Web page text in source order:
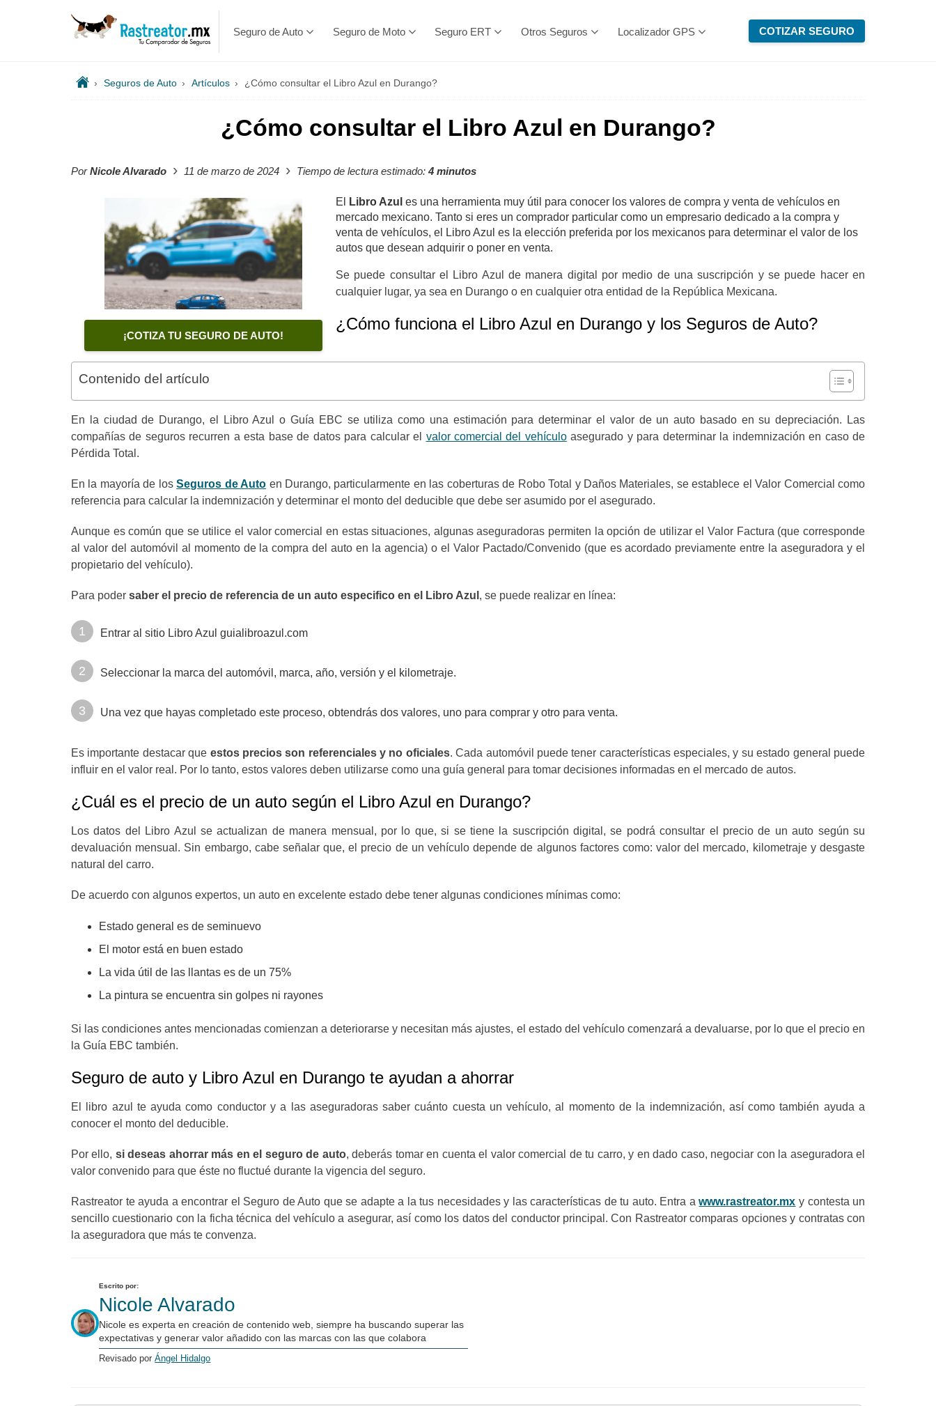
Seguro de Auto Seguro de Moto Seguro ERT Otros Seguros Localizador GPS COTIZAR SEGURO
› Seguros de Auto › Artículos › ¿Cómo consultar el Libro Azul en Durango?
¿Cómo consultar el Libro Azul en Durango?
PorNicole Alvarado › 11 de marzo de 2024 › Tiempo de lectura estimado: 4 minutos
¡COTIZA TU SEGURO DE AUTO!
El Libro Azul es una herramienta muy útil para conocer los valores de compra y venta de vehículos en
mercado mexicano. Tanto si eres un comprador particular como un empresario dedicado a la compra y
venta de vehículos, el Libro Azul es la elección preferida por los mexicanos para determinar el valor de los
autos que desean adquirir o poner en venta.
Se puede consultar el Libro Azul de manera digital por medio de una suscripción y se puede hacer en
cualquier lugar, ya sea en Durango o en cualquier otra entidad de la República Mexicana.
¿Cómo funciona el Libro Azul en Durango y los Seguros de Auto?
Contenido del artículo
En la ciudad de Durango, el Libro Azul o Guía EBC se utiliza como una estimación para determinar el valor de un auto basado en su depreciación. Las
compañías de seguros recurren a esta base de datos para calcular el valor comercial del vehículo asegurado y para determinar la indemnización en caso de
Pérdida Total.
En la mayoría de losSeguros de Auto en Durango, particularmente en las coberturas de Robo Total y Daños Materiales, se establece el Valor Comercial como
referencia para calcular la indemnización y determinar el monto del deducible que debe ser asumido por el asegurado.
Aunque es común que se utilice el valor comercial en estas situaciones, algunas aseguradoras permiten la opción de utilizar el Valor Factura (que corresponde
al valor del automóvil al momento de la compra del auto en la agencia) o el Valor Pactado/Convenido (que es acordado previamente entre la aseguradora y el
propietario del vehículo).
Para poder saber el precio de referencia de un auto especifico en el Libro Azul , se puede realizar en línea:
Entrar al sitio Libro Azul guialibroazul.com
Seleccionar la marca del automóvil, marca, año, versión y el kilometraje.
Una vez que hayas completado este proceso, obtendrás dos valores, uno para comprar y otro para venta.
Es importante destacar que estos precios son referenciales y no oficiales. Cada automóvil puede tener características especiales, y su estado general puede
influir en el valor real. Por lo tanto, estos valores deben utilizarse como una guía general para tomar decisiones informadas en el mercado de autos.
¿Cuál es el precio de un auto según el Libro Azul en Durango?
Los datos del Libro Azul se actualizan de manera mensual, por lo que, si se tiene la suscripción digital, se podrá consultar el precio de un auto según su
devaluación mensual. Sin embargo, cabe señalar que, el precio de un vehículo depende de algunos factores como: valor del mercado, kilometraje y desgaste
natural del carro.
De acuerdo con algunos expertos, un auto en excelente estado debe tener algunas condiciones mínimas como:
Estado general es de seminuevo
El motor está en buen estado
La vida útil de las llantas es de un 75%
La pintura se encuentra sin golpes ni rayones
Si las condiciones antes mencionadas comienzan a deteriorarse y necesitan más ajustes, el estado del vehículo comenzará a devaluarse, por lo que el precio en
la Guía EBC también.
Seguro de auto y Libro Azul en Durango te ayudan a ahorrar
El libro azul te ayuda como conductor y a las aseguradoras saber cuánto cuesta un vehículo, al momento de la indemnización, así como también ayuda a
conocer el monto del deducible.
Por ello, si deseas ahorrar más en el seguro de auto, deberás tomar en cuenta el valor comercial de tu carro, y en dado caso, negociar con la aseguradora el
valor convenido para que éste no fluctué durante la vigencia del seguro.
Rastreator te ayuda a encontrar el Seguro de Auto que se adapte a la tus necesidades y las características de tu auto. Entra awww.rastreator.mx y contesta un
sencillo cuestionario con la ficha técnica del vehículo a asegurar, así como los datos del conductor principal. Con Rastreator comparas opciones y contratas con
la aseguradora que más te convenza.
Escrito por:
Nicole Alvarado
Nicole es experta en creación de contenido web, siempre ha buscando superar las
expectativas y generar valor añadido con las marcas con las que colabora
Revisado porÁngel Hidalgo